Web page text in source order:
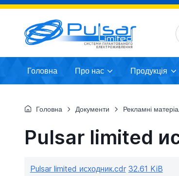
Головна Про нас Продукція
Головна Документи Рекламні
Pulsar limited
Pulsar limited исходник.cdr 32.61 KiB